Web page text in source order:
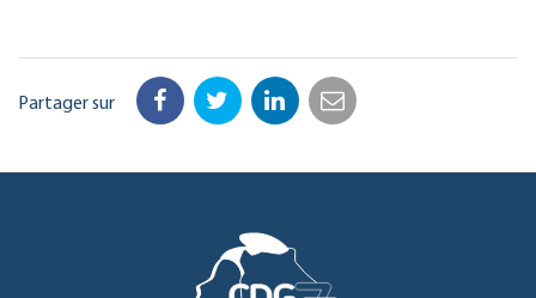
Partager sur Facebook
TwitterLinkedIn
Email